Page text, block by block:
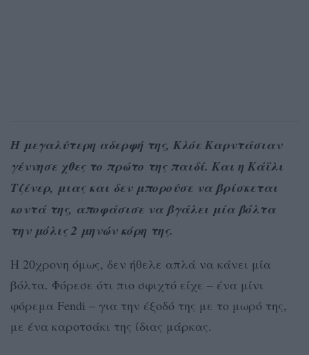
Η μεγαλύτερη αδερφή της, Κλόε Καρντάσιαν
γέννησε χθες το πρώτο της παιδί. Και η Κάϊλι
Τζένερ, μιας και δεν μπορούσε να βρίσκεται
κοντά της, αποφάσισε να βγάλει μία βόλτα
την μόλις 2 μηνών κόρη της.
Η 20χρονη όμως, δεν ήθελε απλά να κάνει μία
βόλτα. Φόρεσε ότι πιο σφιχτό είχε – ένα μίνι
φόρεμα Fendi – για την έξοδό της με το μωρό της,
με ένα καροτσάκι της ίδιας μάρκας.